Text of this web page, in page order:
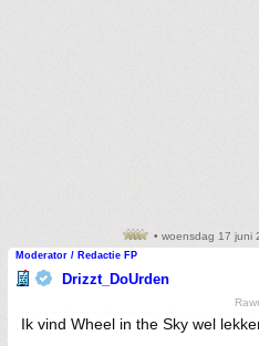
• woensdag 17 juni
Moderator / Redactie FP
Drizzt_DoUrden
Rawr
Ik vind Wheel in the Sky wel